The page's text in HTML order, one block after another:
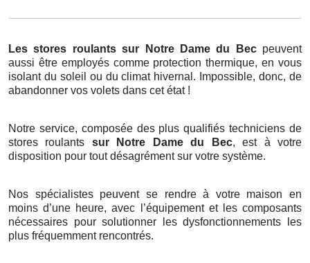
Les stores roulants sur Notre Dame du Bec peuvent
aussi être employés comme protection thermique, en vous
isolant du soleil ou du climat hivernal. Impossible, donc, de
abandonner vos volets dans cet état !
Notre service, composée des plus qualifiés techniciens de
stores roulants sur Notre Dame du Bec, est à votre
disposition pour tout désagrément sur votre système.
Nos spécialistes peuvent se rendre à votre maison en
moins d’une heure, avec l’équipement et les composants
nécessaires pour solutionner les dysfonctionnements les
plus fréquemment rencontrés.